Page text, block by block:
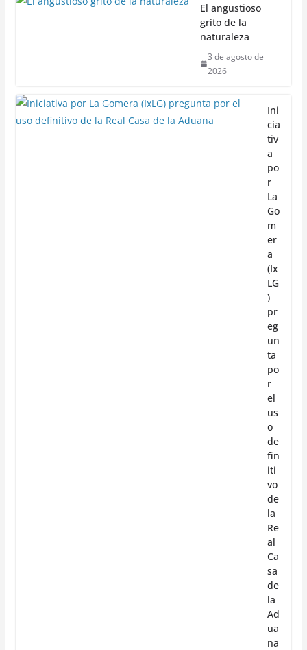
El angustioso
grito de la
naturaleza
3 de agosto de
2026
Ini
cia
tiv
a
po
r
La
Go
m
er
a
(Ix
LG
)
pr
eg
un
ta
po
r
el
us
o
de
fin
iti
vo
de
la
Re
al
Ca
sa
de
la
Ad
ua
na